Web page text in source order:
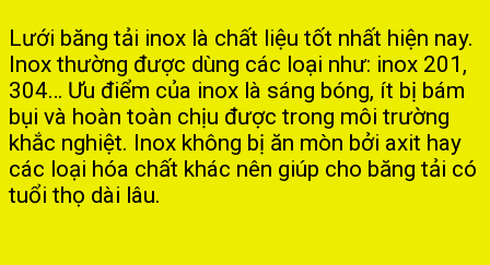
Lưới băng tải inox là chất liệu tốt nhất hiện nay.
Inox thường được dùng các loại như: inox 201,
304… Ưu điểm của inox là sáng bóng, ít bị bám
bụi và hoàn toàn chịu được trong môi trường
khắc nghiệt. Inox không bị ăn mòn bởi axit hay
các loại hóa chất khác nên giúp cho băng tải có
tuổi thọ dài lâu.